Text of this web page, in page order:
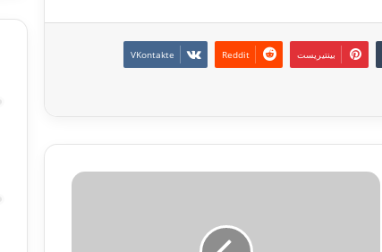
بينتيريست
تصريح